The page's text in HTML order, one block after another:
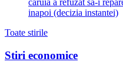
caruia a refuzat sa-i
inapoi (decizia instantei)
Toate stirile
Stiri economice